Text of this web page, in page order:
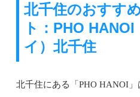
北千住のおすす
ト：PHO
イ）北千住
北千住にある「PHO HANOI